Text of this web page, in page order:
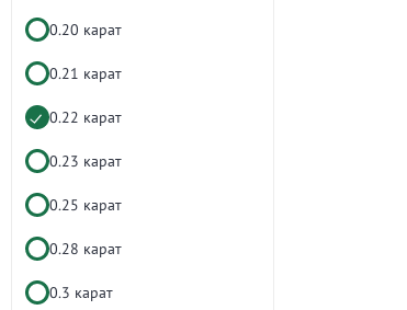
0.20 карат
0.21 карат
0.22 карат
0.23 карат
0.25 карат
0.28 карат
0.3 карат